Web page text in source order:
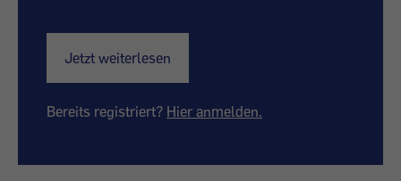
Jetzt weiterlesen
Bereits registriert? Hier anmelden.